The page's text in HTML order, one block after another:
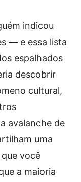
indicou
— e essa lista
espalhados
descobrir
cultural,
avalanche de
uma
você
a maioria